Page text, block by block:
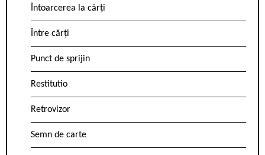
Întoarcerea la cărți
Între cărți
Punct de sprijin
Restitutio
Retrovizor
Semn de carte